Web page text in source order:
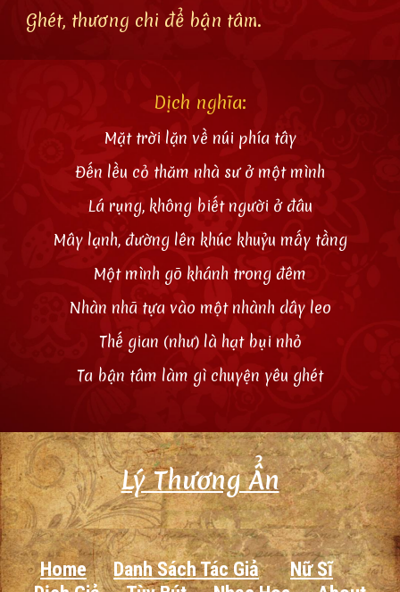
Ghét, thương chi để bận tâm.
Dịch nghĩa:
Mặt trời lặn về núi phía tây
Đến lều cỏ thăm nhà sư ở một mình
Lá rụng, không biết người ở đâu
Mây lạnh, đường lên khúc khuỷu mấy tầng
Một mình gõ khánh trong đêm
Nhàn nhã tựa vào một nhành dây leo
Thế gian (như) là hạt bụi nhỏ
Ta bận tâm làm gì chuyện yêu ghét
Lý Thương Ẩn
Home Danh Sách Tác Giả
Nữ Sĩ